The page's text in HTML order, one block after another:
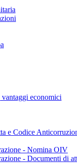
economici
e Codice
- Nomina OIV
- Documenti di